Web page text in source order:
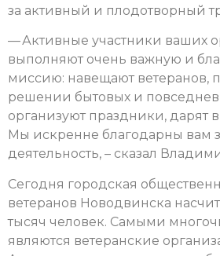
за активный и плодотворный
— Активные участники ваших
выполняют очень важную и
миссию: навещают ветеранов,
решении бытовых и
организуют праздники, дарят
Мы искренне благодарны вам
деятельность, – сказал
Сегодня городская
ветеранов Новодвинска
тысяч человек. Самыми
являются ветеранские